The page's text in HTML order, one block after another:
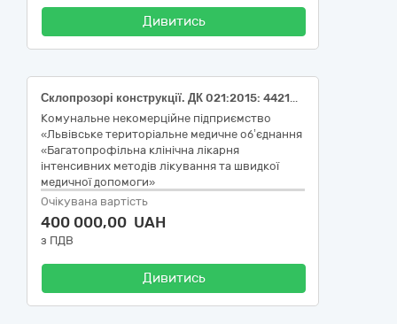
Дивитись
Склопрозорі конструкції. ДК 021:2015: 44210000-5 — Конструкції та їх частини
Комунальне некомерційне підприємство
«Львівське територіальне медичне об’єднання
«Багатопрофільна клінічна лікарня
інтенсивних методів лікування та швидкої
медичної допомоги»
Очікувана вартість
400 000,00 UAH
з ПДВ
Дивитись